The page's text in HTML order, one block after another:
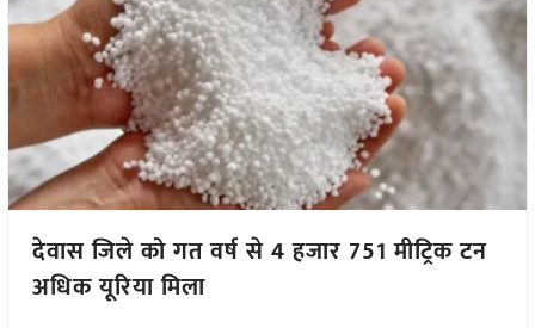
देवास जिले को गत वर्ष से 4 हजार 751 मीट्रिक टन
अधिक यूरिया मिला